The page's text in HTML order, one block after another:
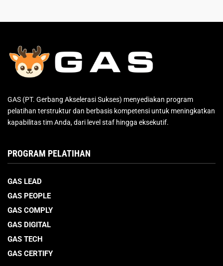
GAS (PT. Gerbang Akselerasi Sukses) menyediakan program
pelatihan terstruktur dan berbasis kompetensi untuk meningkatkan
kapabilitas tim Anda, dari level staf hingga eksekutif.
PROGRAM PELATIHAN
GAS LEAD
GAS PEOPLE
GAS COMPLY
GAS DIGITAL
GAS TECH
GAS CERTIFY